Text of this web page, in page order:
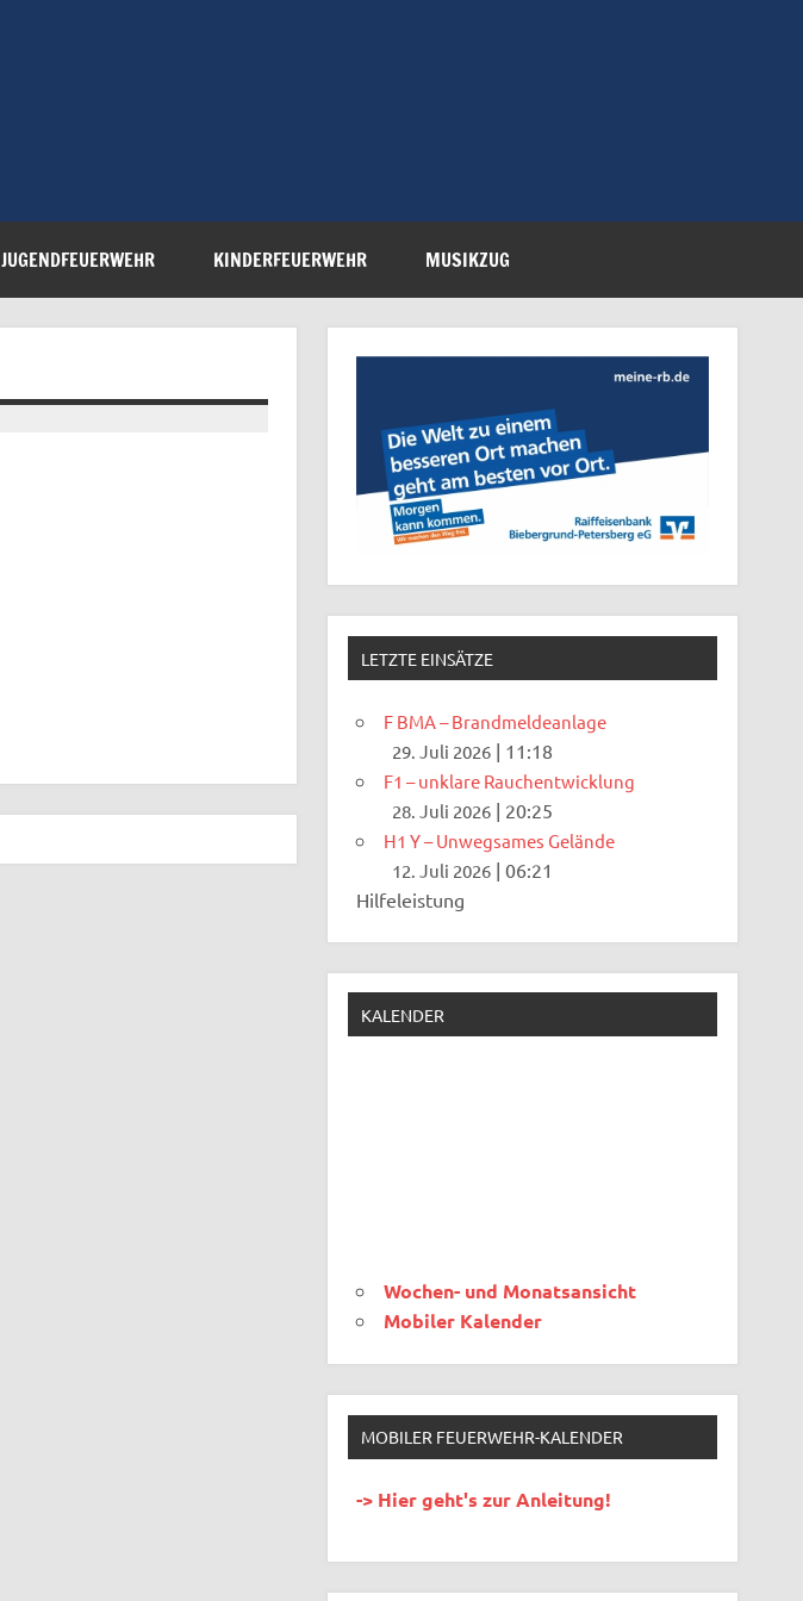
JUGENDFEUERWEHR KINDERFEUERWEHR MUSIKZUG
LETZTE EINSÄTZE
F BMA – Brandmeldeanlage
29. Juli 2026 | 11:18
F1 – unklare Rauchentwicklung
28. Juli 2026 | 20:25
H1 Y – Unwegsames Gelände
12. Juli 2026 |06:21
Hilfeleistung
KALENDER
Wochen- und Monatsansicht
Mobiler Kalender
MOBILER FEUERWEHR-KALENDER
-> Hier geht's zur Anleitung!